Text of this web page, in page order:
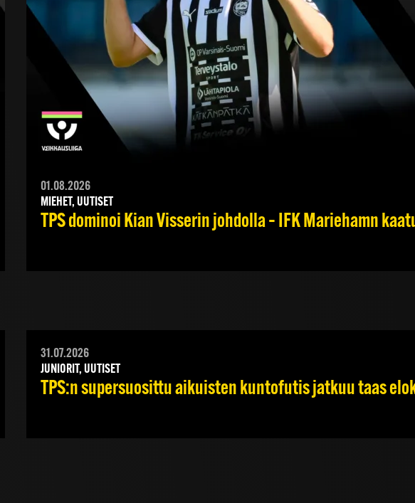
01.08.2026
MIEHET, UUTISET
TPS dominoi Kian Visserin johdolla – IFK Mariehamn
31.07.2026
JUNIORIT, UUTISET
TPS:n supersuosittu aikuisten kuntofutis jatkuu taas